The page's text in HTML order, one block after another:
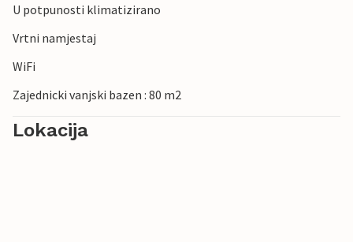
U potpunosti klimatizirano
Vrtni namjestaj
WiFi
Zajednicki vanjski bazen : 80 m2
Lokacija